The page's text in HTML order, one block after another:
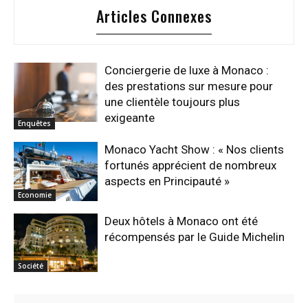
Articles Connexes
Enquêtes
Conciergerie de luxe à Monaco :
des prestations sur mesure pour
une clientèle toujours plus
exigeante
Economie
Monaco Yacht Show : « Nos clients
fortunés apprécient de nombreux
aspects en Principauté »
Société
Deux hôtels à Monaco ont été
récompensés par le Guide Michelin